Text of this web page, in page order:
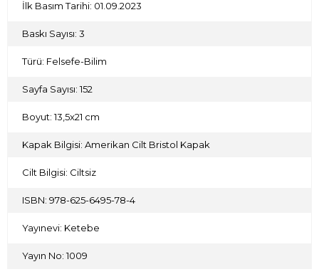
İlk Basım Tarihi: 01.09.2023
Baskı Sayısı: 3
Türü: Felsefe-Bilim
Sayfa Sayısı: 152
Boyut: 13,5x21 cm
Kapak Bilgisi: Amerikan Cilt Bristol Kapak
Cilt Bilgisi: Ciltsiz
ISBN: 978-625-6495-78-4
Yayınevi: Ketebe
Yayın No: 1009